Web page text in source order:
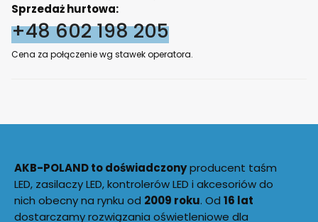
Sprzedaż hurtowa:
+48 602 198 205
Cena za połączenie wg stawek operatora.
AKB-POLAND to doświadczonyproducent taśm
LED, zasilaczy LED, kontrolerów LED i akcesoriów do
nich obecny na rynku od 2009 roku. Od 16 lat
dostarczamy rozwiązania oświetleniowe dla